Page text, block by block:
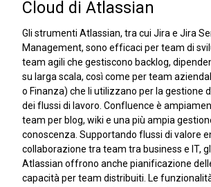
Cloud di Atlassian
Gli strumenti Atlassian, tra cui Jira e Jira
Management, sono efficaci per team di
team agili che gestiscono backlog,
su larga scala, così come per team
o Finanza) che li utilizzano per la gestione
dei flussi di lavoro. Confluence è
team per blog, wiki e una più ampia
conoscenza. Supportando flussi di valore
collaborazione tra team tra business e IT,
Atlassian offrono anche pianificazione
capacità per team distribuiti. Le